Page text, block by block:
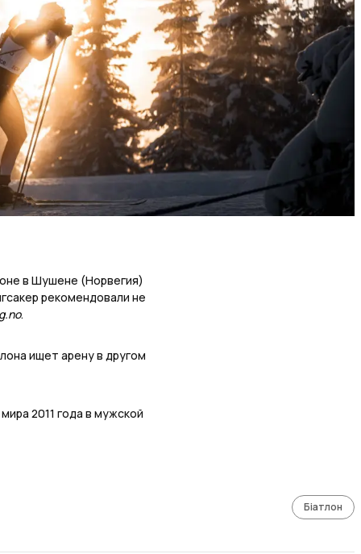
в Шушене (Норвегия)
рекомендовали не
.
ищет арену в другом
2011 года в мужской
Біатлон